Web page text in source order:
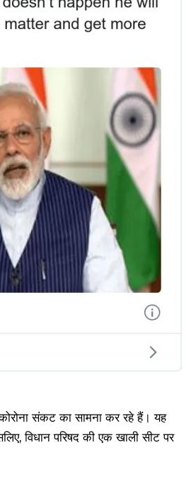
संकट का सामना कर रहे हैं। यह
विधान परिषद की एक खाली सीट पर